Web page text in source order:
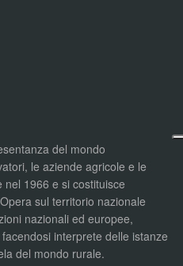
del mondo
le aziende agricole e le
1966 e si costituisce
sul territorio nazionale
nazionali ed europee,
interprete delle istanze
del mondo rurale.